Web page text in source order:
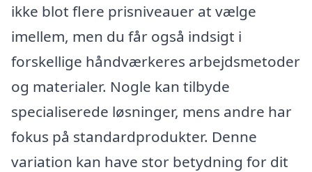
ikke blot flere prisniveauer at vælge
imellem, men du får også indsigt i
forskellige håndværkeres arbejdsmetoder
og materialer. Nogle kan tilbyde
specialiserede løsninger, mens andre har
fokus på standardprodukter. Denne
variation kan have stor betydning for dit